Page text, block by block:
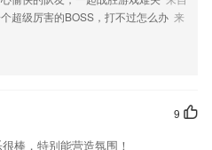
超级厉害的BOSS，打不过怎么办 来
9
棒，特别能营造氛围！